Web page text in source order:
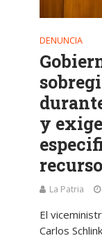
DENUNCIA
y
La Patria
El
Carlos